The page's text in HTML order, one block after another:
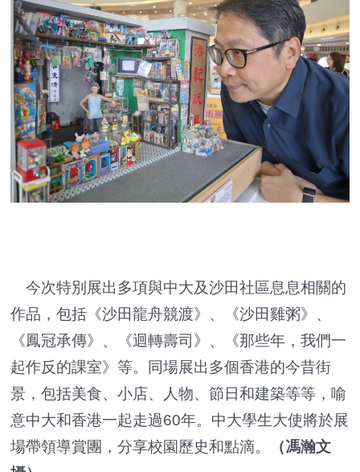
今次特別展出多項與中大及沙田社區息息相關的
作品，包括《沙田龍舟競渡》、《沙田雞粥》、
《鳳冠承傳》、《迴轉壽司》、《那些年，我們一
起作反的課室》等。同場展出多個香港的今昔街
景，包括美食、小店、人物、節日和建築等等，喻
意中大和香港一起走過60年。中大學生大使將於展
場帶領導賞團，分享校園歷史和點滴。
（馮瀚文